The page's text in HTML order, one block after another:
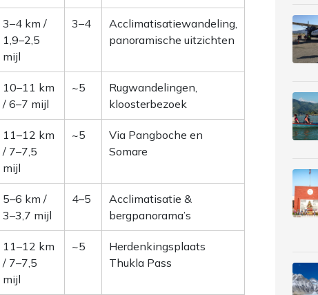
3–4 km /
1,9–2,5
mijl
3–4
Acclimatisatiewandeling,
panoramische uitzichten
10–11 km
/ 6–7 mijl
~5
Rugwandelingen,
kloosterbezoek
11–12 km
/ 7–7,5
mijl
~5
Via Pangboche en
Somare
5–6 km /
3–3,7 mijl
4–5
Acclimatisatie &
bergpanorama’s
11–12 km
/ 7–7,5
mijl
~5
Herdenkingsplaats
Thukla Pass